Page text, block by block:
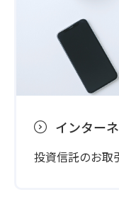
インター
投資信託のお取